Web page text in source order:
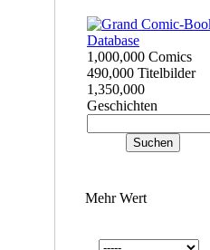
1,000,000 Comics
490,000 Titelbilder
1,350,000
Geschichten
Mehr Wert